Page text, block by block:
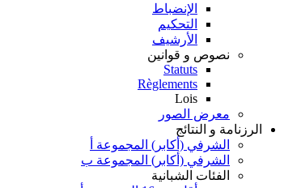
الإنضباط
التحكيم
الأرشيف
نصوص و قوانين
Statuts
Règlements
Lois
معرض الصور
الرزنامة و النتائج
الشرفي (أكابر) المجموعة أ
الشرفي (أكابر) المجموعة ب
الفئات الشبانية